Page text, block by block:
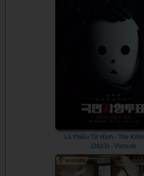
Lá Phiếu Tử Hình - The
(2023) - Vietsub